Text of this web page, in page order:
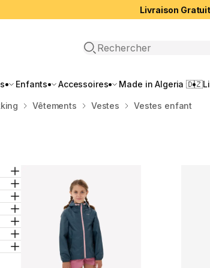
Livraison
Recherche ouverte
Enfants Accessoires Made in Algeria 🇩🇿
Vêtements Vestes Vestes enfant